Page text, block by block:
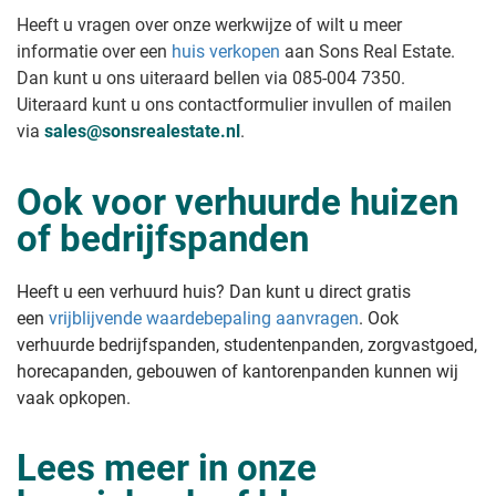
rechtszaak
Appartement zonder vve verkopen
Huis verkopen waar beslag op ligt
Huis verkopen als je al een koper
hebt
Huis verkopen type
Nieuwbouwhuis verkopen
Flat verkopen
Koophuis verkopen
Woonhuis verkopen
Herenhuis verkopen
Appartement verkopen
Nieuw huis kopen oude verkopen
Oud huis verkopen
Pakhuis verkopen
Gezondheidscentrum verkopen
Recreatiewoning verkopen
Een recreatiewoning verkopen waar
verkopen?
Waarde verhuurde woning bij
verkoop
Waarde oud huis met achterstallig
onderhoud
Hoeveel is mijn huis minder waard
in verhuurde staat?
Huis verkopen aan kind onder de
waarde
Tips & stappenplan
Stappenplan huis verkopen
Huis verkopen tips
Huis sneller verkopen
Heeft u vragen over onze werkwijze of wilt u meer
informatie over een huis verkopen aan Sons Real Estate.
Dan kunt u ons uiteraard bellen via 085-004 7350.
Uiteraard kunt u ons contactformulier invullen of mailen
via sales@sonsrealestate.nl .
Ook voor verhuurde huizen
of bedrijfspanden
Heeft u een verhuurd huis? Dan kunt u direct gratis
een vrijblijvende waardebepaling aanvragen. Ook
verhuurde bedrijfspanden, studentenpanden, zorgvastgoed,
horecapanden, gebouwen of kantorenpanden kunnen wij
vaak opkopen.
Lees meer in onze